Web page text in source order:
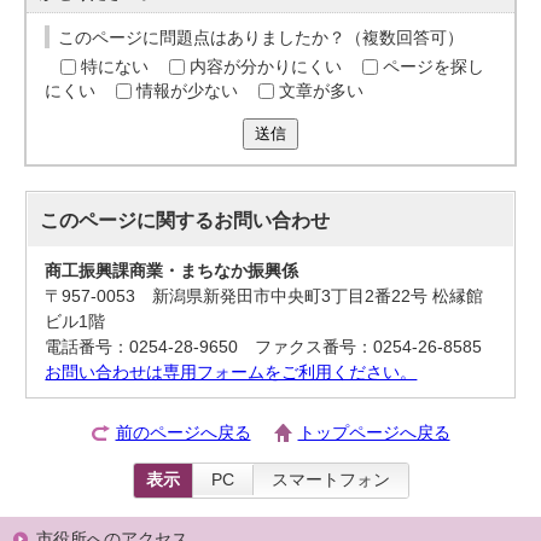
このページに問題点はありましたか？（複数回答可）
特にない
内容が分かりにくい
ページを探し
にくい
情報が少ない 文章が多い
送信
このページに関するお問い合わせ
商工振興課商業・まちなか振興係
〒957-0053 新潟県新発田市中央町3丁目2番22号 松縁館
ビル1階
電話番号：0254-28-9650 ファクス番号：0254-26-8585
お問い合わせは専用フォームをご利用ください。
前のページへ戻る トップページへ戻る
表示 PC スマートフォン